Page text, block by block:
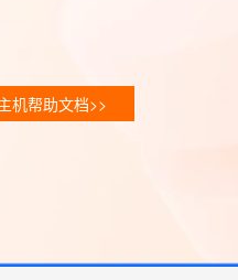
机帮助文档>>